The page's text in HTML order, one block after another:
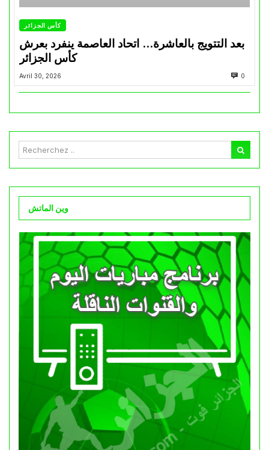
كأس الجزائر
بعد التتويج بالعاشرة… اتحاد العاصمة ينفرد بعرش
كأس الجزائر
Avril 30, 2026 0
وين الماتش